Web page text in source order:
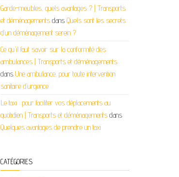
Garde-meubles, quels avantages ? | Transports
et déménagementsdans Quels sont les secrets
d’un déménagement serein ?
Ce qu'il faut savoir sur la conformité des
ambulances | Transports et déménagements
dans Une ambulance, pour toute intervention
sanitaire d’urgence
Le taxi : pour faciliter vos déplacements au
quotidien | Transports et déménagementsdans
Quelques avantages de prendre un taxi
CATÉGORIES